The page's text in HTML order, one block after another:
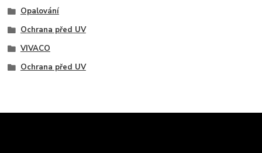
Opalování
Ochrana před UV
VIVACO
Ochrana před UV